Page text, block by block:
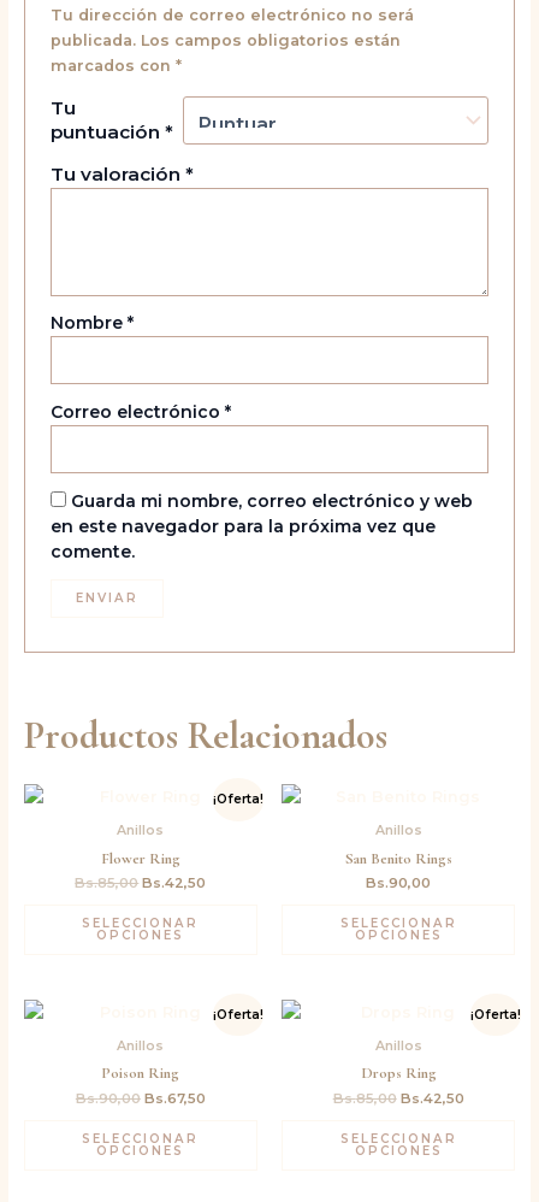
Tu dirección de correo electrónico no será
publicada. Los campos obligatorios están
marcados con *
Tu
puntuación *
Tu valoración *
Nombre *
Correo electrónico *
Guarda mi nombre, correo electrónico y web
en este navegador para la próxima vez que
comente.
Productos Relacionados
¡Oferta!
Anillos
Flower Ring
Bs.85,00
original
Bs.85,00.
Bs.42,50
precio
SELECCIONAR
OPCIONES
Anillos
San Benito Rings
Bs.90,00
SELECCIONAR
OPCIONES
¡Oferta!
Anillos
Poison Ring
Bs.90,00
original
Bs.90,00.
Bs.67,50
precio
SELECCIONAR
OPCIONES
¡Oferta!
Anillos
Drops Ring
Bs.85,00
original
Bs.85,00.
Bs.42,50
precio
SELECCIONAR
OPCIONES